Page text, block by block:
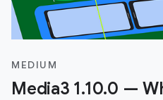
MEDIUM
Media3 1.10.0 —